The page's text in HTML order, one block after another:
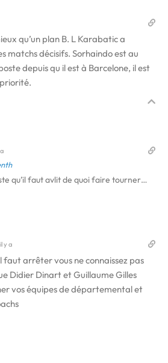
qu’un plan B. L Karabatic a
matchs décisifs. Sorhaindo est au
depuis qu il est à Barcelone, il est
qu’il faut avlit de quoi faire tourner…
y a
faut arrêter vous ne connaissez pas
Didier Dinart et Guillaume Gilles
vos équipes de départemental et